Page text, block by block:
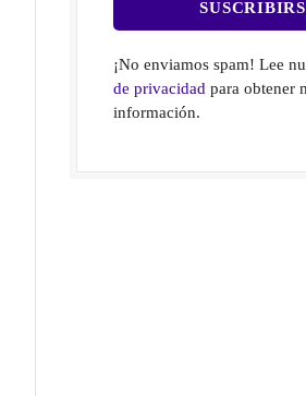
¡No enviamos spam! Lee
de privacidad para obtener
información.